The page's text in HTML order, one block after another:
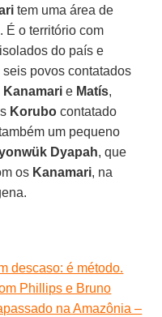
tem uma área de
É o território com
do país e
povos contatados
Kanamari e Matís,
Korubo contatado
um pequeno
Dyapah, que
os Kanamari, na
descaso: é método.
Phillips e Bruno
na Amazônia –